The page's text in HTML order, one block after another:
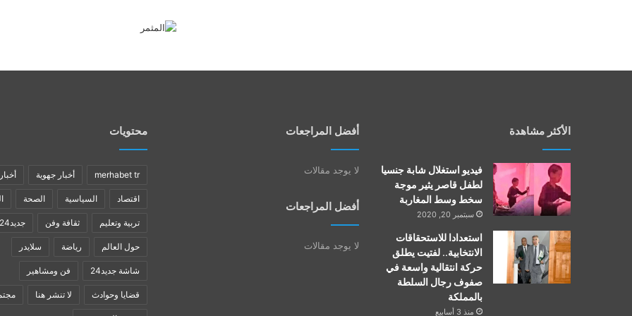
الأكثر مشاهدة
فيديو استغلال شابة جنسيا
لطفل قاصر يثير موجة
سخط وسط المغاربة
سبتمبر 20, 2020
استعدادا للاستحقاقات
الانتخابية.. لفتيت يطلق
حركة انتقالية واسعة في
صفوف رجال السلطة
بالمملكة
منذ 3 أسابيع
أفضل المراجعات
لا يوجد مقالات
أفضل المراجعات
لا يوجد مقالات
محتويات
merhabet tr أخبار جهوية
اقتصاد السياسية الصحة
تربية وتعليم ثقافة وفن جديد24
حول العالم رياضة سلايدر
شاشة جديد24 فن ومشاهير
قضايا وحوادث لا تنشر هنا